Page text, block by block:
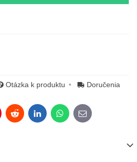
Otázka k produktu Doručenia
RedditLinkedInWhatsApp
E-mail